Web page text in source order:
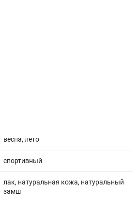
весна, лето
спортивный
лак, натуральная кожа, натуральный
замш